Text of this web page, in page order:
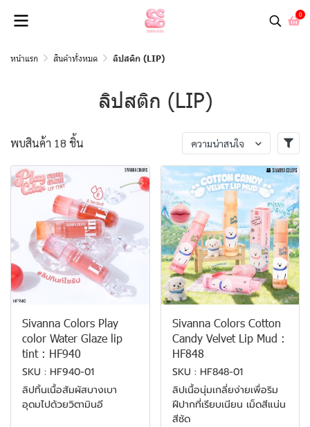
0
หน้าแรก สินค้าทั้งหมด ลิปสติก (LIP)
ลิปสติก (LIP)
พบสินค้า 18 ชิ้น ความน่าสนใจ
Sivanna Colors Play
color Water Glaze lip
tint : HF940
SKU : HF940-01
ลิปทิ้นเนื้อสัมผัสบางเบา
อุดมไปด้วยวิตามินอี
Sivanna Colors Cotton
Candy Velvet Lip Mud :
HF848
SKU : HF848-01
ลิปเนื้อนุ่มเกลี่ยง่ายเพื่อริม
ฝีปากที่เรียบเนียน เม็ดสีแน่น
สีชัด